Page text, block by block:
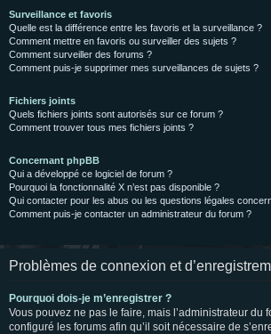
Surveillance et favoris
Quelle est la différence entre les favoris et la surveillance ?
Comment mettre en favoris ou surveiller des sujets ?
Comment surveiller des forums ?
Comment puis-je supprimer mes surveillances de sujets ?
Fichiers joints
Quels fichiers joints sont autorisés sur ce forum ?
Comment trouver tous mes fichiers joints ?
Concernant phpBB
Qui a développé ce logiciel de forum ?
Pourquoi la fonctionnalité X n’est pas disponible ?
Qui contacter pour les abus ou les questions légales
Comment puis-je contacter un administrateur du forum ?
Problèmes de connexion et
Pourquoi dois-je m’enregistrer ?
Vous pouvez ne pas le faire, mais l’administrateur du
configuré les forums afin qu’il soit nécessaire de